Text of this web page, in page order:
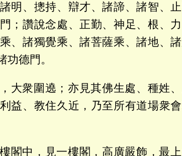
明、摠持、辯才、諸諦、諸智、
；讚說念處、正勤、神足、根、
、諸獨覺乘、諸菩薩乘、諸地、
德門。
大衆圍遶；亦見其佛生處、種姓、
益、教住久近，乃至所有道場衆
閣中，見一樓閣，高廣嚴飾，最上